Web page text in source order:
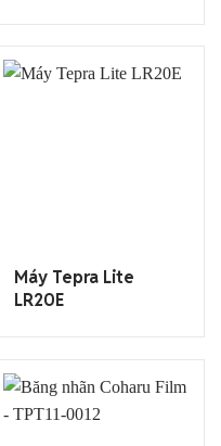
Máy Tepra Lite
LR20E